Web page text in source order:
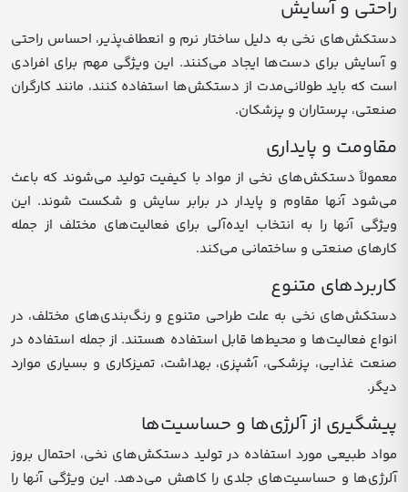
راحتی و آسایش
دستکش‌های نخی به دلیل ساختار نرم و انعطاف‌پذیر، احساس راحتی
و آسایش برای دست‌ها ایجاد می‌کنند. این ویژگی مهم برای افرادی
است که باید طولانی‌مدت از دستکش‌ها استفاده کنند، مانند کارگران
صنعتی، پرستاران و پزشکان.
مقاومت و پایداری
معمولاً دستکش‌های نخی از مواد با کیفیت تولید می‌شوند که باعث
می‌شود آنها مقاوم و پایدار در برابر سایش و شکست شوند. این
ویژگی آنها را به انتخاب ایده‌آلی برای فعالیت‌های مختلف از جمله
کارهای صنعتی و ساختمانی می‌کند.
کاربردهای متنوع
دستکش‌های نخی به علت طراحی متنوع و رنگ‌بندی‌های مختلف، در
انواع فعالیت‌ها و محیط‌ها قابل استفاده هستند. از جمله استفاده در
صنعت غذایی، پزشکی، آشپزی، بهداشت، تمیزکاری و بسیاری موارد
دیگر.
پیشگیری از آلرژی‌ها و حساسیت‌ها
مواد طبیعی مورد استفاده در تولید دستکش‌های نخی، احتمال بروز
آلرژی‌ها و حساسیت‌های جلدی را کاهش می‌دهد. این ویژگی آنها را